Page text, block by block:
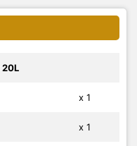
20L
x 1
x 1